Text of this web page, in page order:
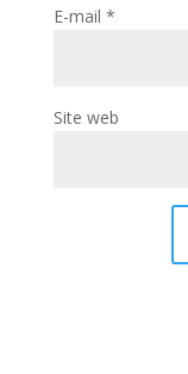
E-mail *
Site web